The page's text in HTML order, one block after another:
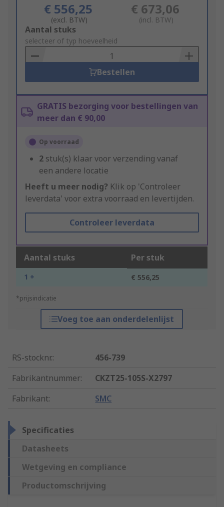
€ 556,25
(excl. BTW)
€ 673,06
(incl. BTW)
Add
to
Basket
Aantal stuks
selecteer of typ hoeveelheid
Bestellen
GRATIS bezorging voor bestellingen van
meer dan € 90,00
Op voorraad
2 stuk(s) klaar voor verzending vanaf
een andere locatie
Heeft u meer nodig? Klik op 'Controleer
leverdata' voor extra voorraad en levertijden.
Controleer leverdata
Aantal stuks Per stuk
1 + € 556,25
*prijsindicatie
Voeg toe aan onderdelenlijst
RS-stocknr.:
456-739
Fabrikantnummer:
CKZT25-105S-X2797
Fabrikant: SMC
Specificaties
Datasheets
Wetgeving en compliance
Productomschrijving